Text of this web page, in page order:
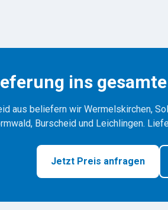
ins
aus beliefern wir Wermelskirchen,
Burscheid und Leichlingen.
Jetzt Preis anfragen